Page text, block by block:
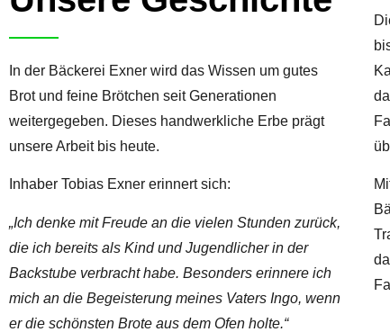
In der Bäckerei Exner wird das Wissen um gutes
Brot und feine Brötchen seit Generationen
weitergegeben. Dieses handwerkliche Erbe prägt
unsere Arbeit bis heute.
Inhaber Tobias Exner erinnert sich:
„Ich denke mit Freude an die vielen Stunden zurück,
die ich bereits als Kind und Jugendlicher in der
Backstube verbracht habe. Besonders erinnere ich
mich an die Begeisterung meines Vaters Ingo, wenn
er die schönsten Brote aus dem Ofen holte.“